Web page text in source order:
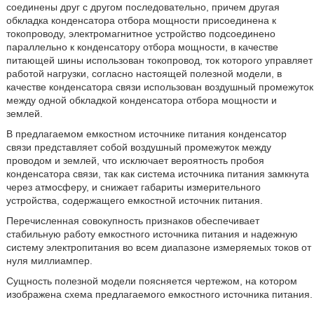
соединены друг с другом последовательно, причем другая
обкладка конденсатора отбора мощности присоединена к
токопроводу, электромагнитное устройство подсоединено
параллельно к конденсатору отбора мощности, в качестве
питающей шины использован токопровод, ток которого управляет
работой нагрузки, согласно настоящей полезной модели, в
качестве конденсатора связи использован воздушный промежуток
между одной обкладкой конденсатора отбора мощности и
землей.
В предлагаемом емкостном источнике питания конденсатор
связи представляет собой воздушный промежуток между
проводом и землей, что исключает вероятность пробоя
конденсатора связи, так как система источника питания замкнута
через атмосферу, и снижает габариты измерительного
устройства, содержащего емкостной источник питания.
Перечисленная совокупность признаков обеспечивает
стабильную работу емкостного источника питания и надежную
систему электропитания во всем диапазоне измеряемых токов от
нуля миллиампер.
Сущность полезной модели поясняется чертежом, на котором
изображена схема предлагаемого емкостного источника питания.